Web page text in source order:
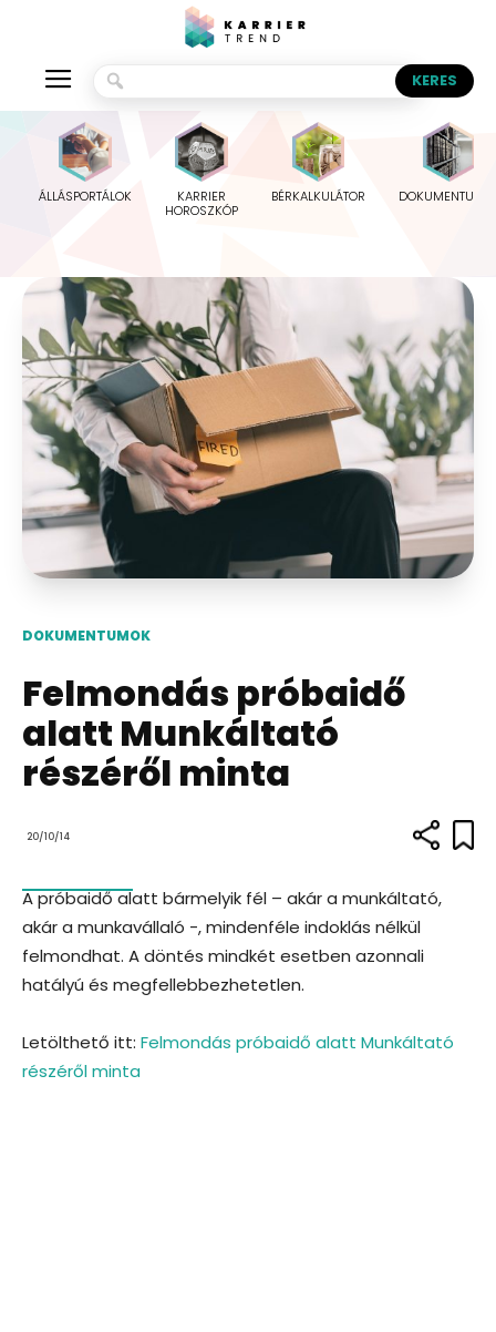
ÁLLÁSPORTÁLOK
KARRIER
HOROSZKÓP
BÉRKALKULÁTOR
DOKUMENTUMOK
Felmondás próbaidő
alatt Munkáltató
részéről minta
20/10/14
A próbaidő alatt bármelyik fél – akár a munkáltató,
akár a munkavállaló -, mindenféle indoklás nélkül
felmondhat. A döntés mindkét esetben azonnali
hatályú és megfellebbezhetetlen.
Letölthető itt: Felmondás próbaidő alatt Munkáltató
részéről minta